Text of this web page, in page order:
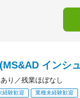
インシ
り／残業ほぼなし
経験歓迎 業種未経験歓迎